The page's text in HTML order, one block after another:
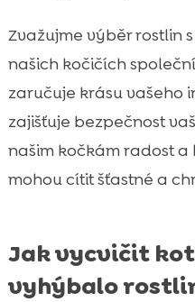
Zvažujme výběr rostlin
našich kočičích
zaručuje krásu vašeho
zajišťuje bezpečnost
našim kočkám radost
mohou cítit šťastné a
Jak vycvičit
vyhýbalo